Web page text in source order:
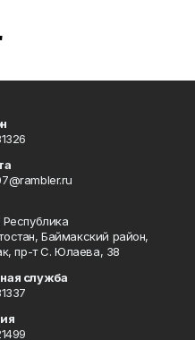
Баймакский район,
пр-т С. Юлаева, 38
служба